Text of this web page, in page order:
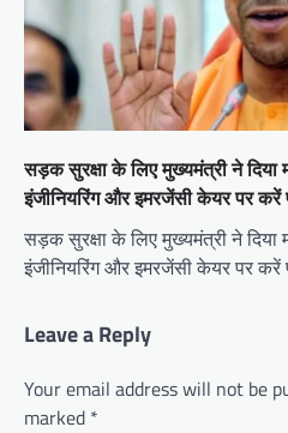
सड़क सुरक्षा के लिए मुख्यमंत्री ने दिया
इंजीनियरिंग और इमरजेंसी केयर पर
सड़क सुरक्षा के लिए मुख्यमंत्री ने दिया
इंजीनियरिंग और इमरजेंसी केयर पर
Leave a Reply
Your email address will not be
marked *